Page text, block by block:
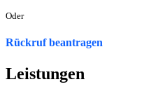
Oder
Rückruf beantragen
Leistungen